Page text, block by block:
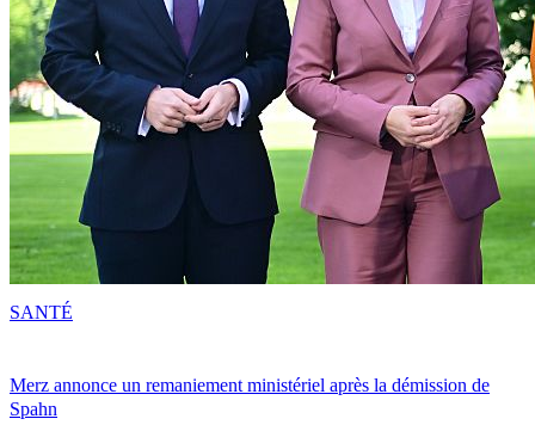
Merz annonce un remaniement ministériel après la démission de
Spahn
SANTÉ